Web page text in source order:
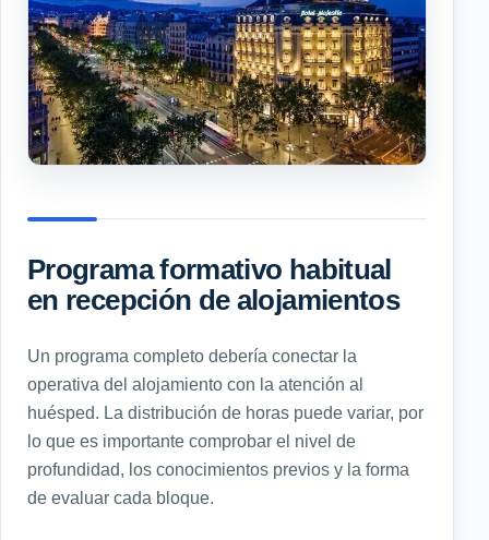
Programa formativo habitual
en recepción de alojamientos
Un programa completo debería conectar la
operativa del alojamiento con la atención al
huésped. La distribución de horas puede variar, por
lo que es importante comprobar el nivel de
profundidad, los conocimientos previos y la forma
de evaluar cada bloque.